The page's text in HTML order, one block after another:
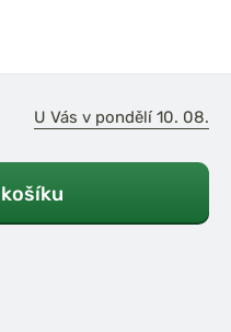
U Vás v pondělí 10. 08.